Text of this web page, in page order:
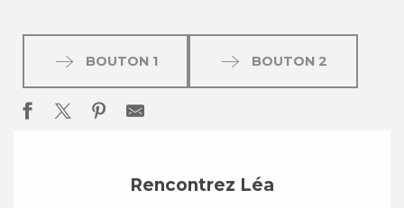
BOUTON 1 BOUTON 2
Rencontrez Léa